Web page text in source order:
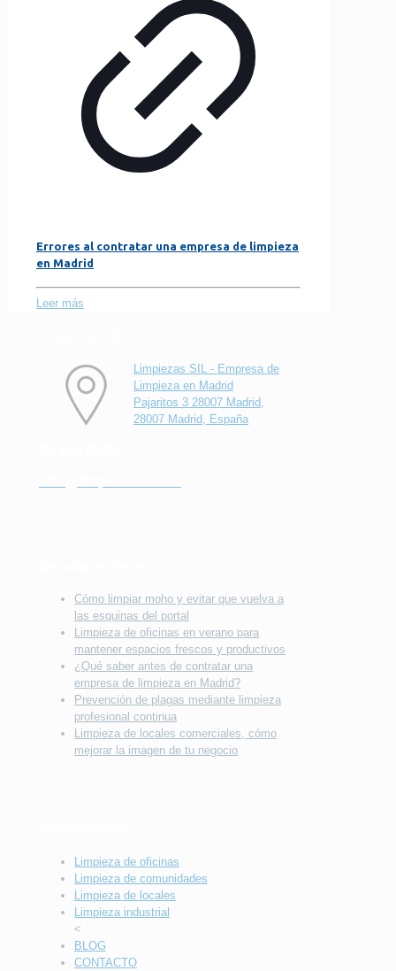
Errores al contratar una empresa de limpieza
en Madrid
Leer más
Limpiezas SIL - Empresa de
Limpieza en Madrid
Pajaritos 3 28007 Madrid,
28007 Madrid, España
Cómo limpiar moho y evitar que vuelva a
las esquinas del portal
Limpieza de oficinas en verano para
mantener espacios frescos y productivos
¿Qué saber antes de contratar una
empresa de limpieza en Madrid?
Prevención de plagas mediante limpieza
profesional continua
Limpieza de locales comerciales, cómo
mejorar la imagen de tu negocio
Limpieza de oficinas
Limpieza de comunidades
Limpieza de locales
Limpieza industrial
<
BLOG
CONTACTO